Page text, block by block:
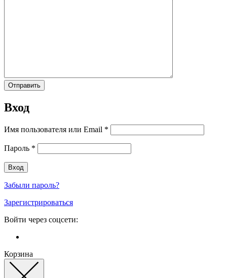
Вход
Имя пользователя или Email *
Пароль *
Забыли пароль?
Зарегистрироваться
Войти через соцсети:
Корзина